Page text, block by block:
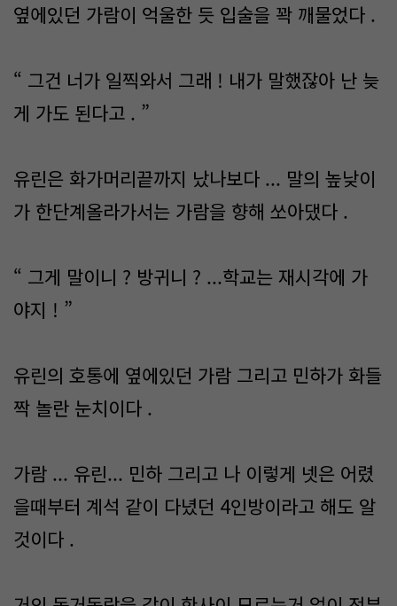
옆에있던 가람이 억울한 듯 입술을 꽉 깨물었다 .
“ 그건 너가 일찍와서 그래 ! 내가 말했잖아 난 늦
게 가도 된다고 . ”
유린은 화가머리끝까지 났나보다 ... 말의 높낮이
가 한단계올라가서는 가람을 향해 쏘아댔다 .
“ 그게 말이니 ? 방귀니 ? ...학교는 재시각에 가
야지 ! ”
유린의 호통에 옆에있던 가람 그리고 민하가 화들
짝 놀란 눈치이다 .
가람 ... 유린... 민하 그리고 나 이렇게 넷은 어렸
을때부터 계석 같이 다녔던 4인방이라고 해도 알
것이다 .